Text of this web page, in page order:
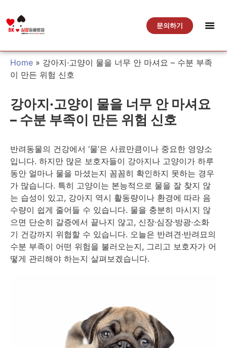
문의하기
Home » 강아지·고양이 물을 너무 안 마셔요 – 수분 부족
이 만든 위험 신호
강아지·고양이 물을 너무 안 마셔요
– 수분 부족이 만든 위험 신호
반려동물의 건강에서 ‘물’은 사료만큼이나 중요한 영양소
입니다. 하지만 많은 보호자들이 강아지나 고양이가 하루
동안 얼마나 물을 마셨는지 꼼꼼히 확인하지 못하는 경우
가 많습니다. 특히 고양이는 본능적으로 물을 잘 찾지 않
는 습성이 있고, 강아지 역시 활동량이나 환경에 따라 음
수량이 쉽게 줄어들 수 있습니다. 물을 충분히 마시지 않
으면 단순히 갈증에서 끝나지 않고, 신장·심장·방광·소화
기 건강까지 위협할 수 있습니다. 오늘은 반려견·반려묘의
수분 부족이 어떤 위험을 불러오는지, 그리고 보호자가 어
떻게 관리해야 하는지 살펴보겠습니다.